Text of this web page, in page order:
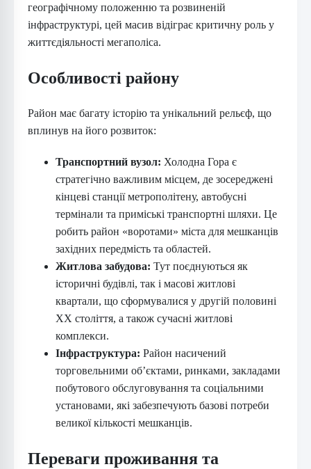
географічному положенню та розвиненій
інфраструктурі, цей масив відіграє критичну роль у
життєдіяльності мегаполіса.
Особливості району
Район має багату історію та унікальний рельєф, що
вплинув на його розвиток:
Транспортний вузол: Холодна Гора є
стратегічно важливим місцем, де зосереджені
кінцеві станції метрополітену, автобусні
термінали та приміські транспортні шляхи. Це
робить район «воротами» міста для мешканців
західних передмість та областей.
Житлова забудова: Тут поєднуються як
історичні будівлі, так і масові житлові
квартали, що сформувалися у другій половині
XX століття, а також сучасні житлові
комплекси.
Інфраструктура: Район насичений
торговельними об’єктами, ринками, закладами
побутового обслуговування та соціальними
установами, які забезпечують базові потреби
великої кількості мешканців.
Переваги проживання та